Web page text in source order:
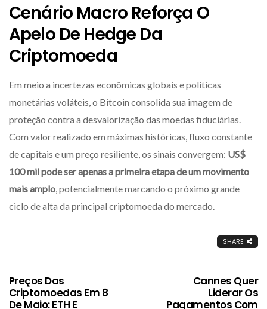
Cenário Macro Reforça O
Apelo De Hedge Da
Criptomoeda
Em meio a incertezas econômicas globais e políticas
monetárias voláteis, o Bitcoin consolida sua imagem de
proteção contra a desvalorização das moedas fiduciárias.
Com valor realizado em máximas históricas, fluxo constante
de capitais e um preço resiliente, os sinais convergem: US$
100 mil pode ser apenas a primeira etapa de um movimento
mais amplo, potencialmente marcando o próximo grande
ciclo de alta da principal criptomoeda do mercado.
SHARE
Preços Das
Criptomoedas Em 8
De Maio: ETH E
Cannes Quer
Liderar Os
Pagamentos Com